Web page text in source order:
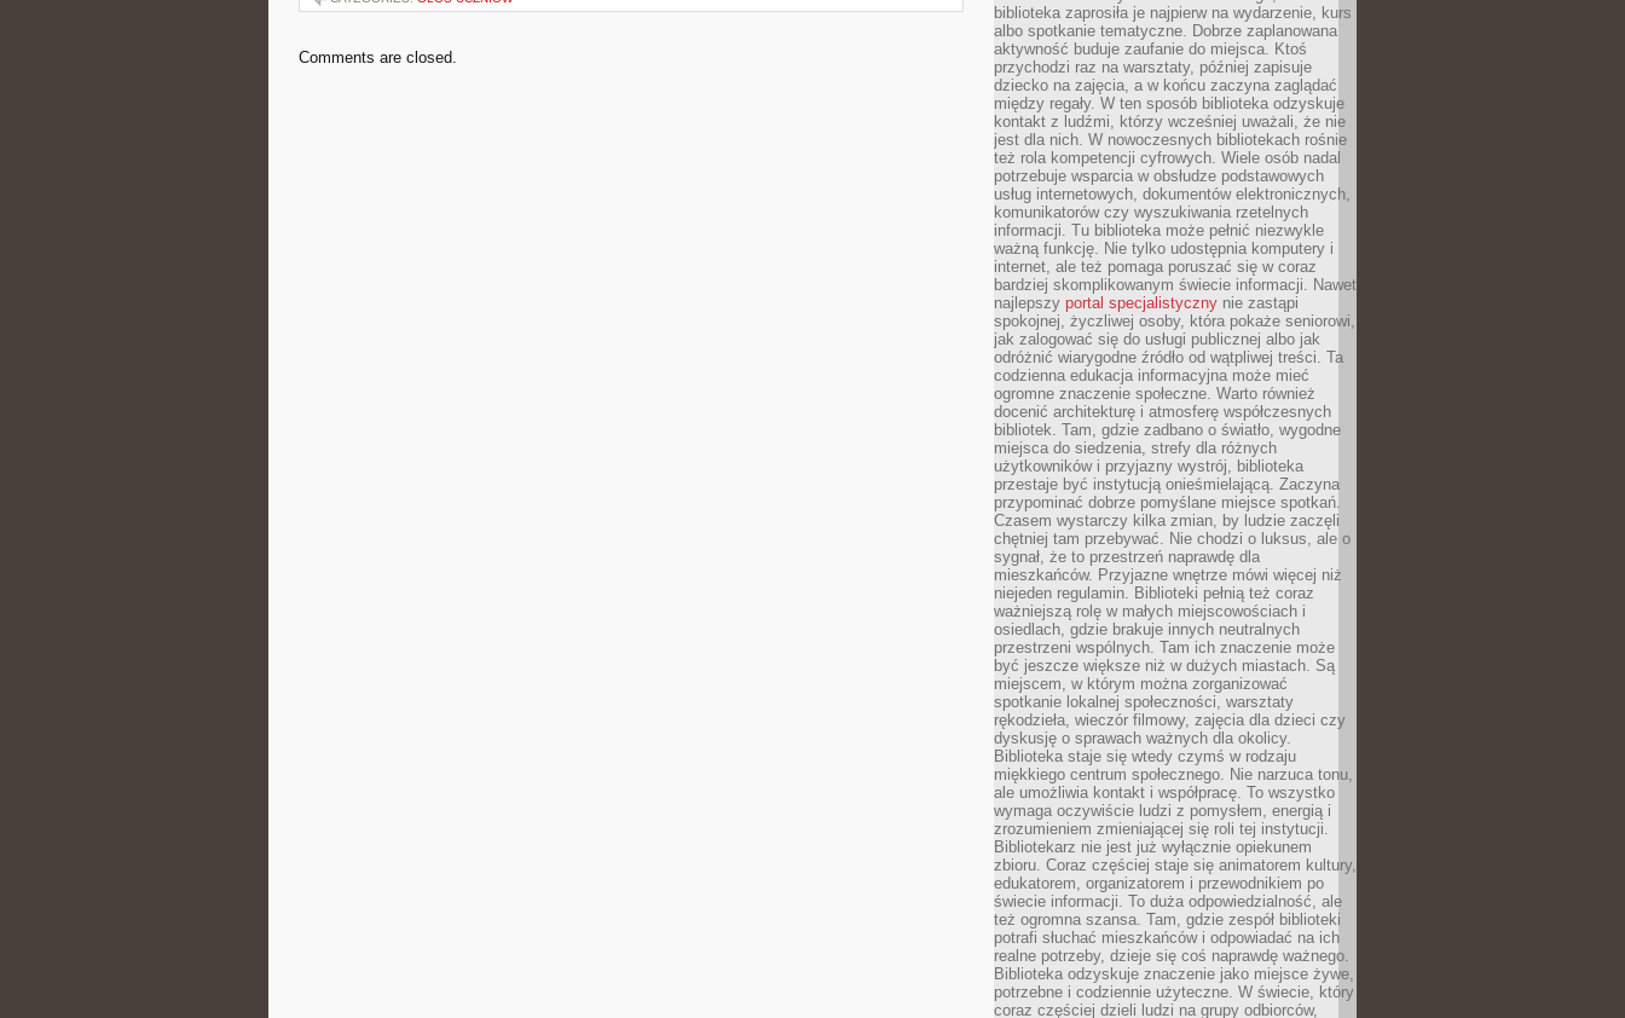
Comments are closed.
biblioteka zaprosiła je najpierw na wydarzenie, kurs
albo spotkanie tematyczne. Dobrze zaplanowana
aktywność buduje zaufanie do miejsca. Ktoś
przychodzi raz na warsztaty, później zapisuje
dziecko na zajęcia, a w końcu zaczyna zaglądać
między regały. W ten sposób biblioteka odzyskuje
kontakt z ludźmi, którzy wcześniej uważali, że nie
jest dla nich. W nowoczesnych bibliotekach rośnie
też rola kompetencji cyfrowych. Wiele osób nadal
potrzebuje wsparcia w obsłudze podstawowych
usług internetowych, dokumentów elektronicznych,
komunikatorów czy wyszukiwania rzetelnych
informacji. Tu biblioteka może pełnić niezwykle
ważną funkcję. Nie tylko udostępnia komputery i
internet, ale też pomaga poruszać się w coraz
bardziej skomplikowanym świecie informacji. Nawet
najlepszy portal specjalistyczny nie zastąpi
spokojnej, życzliwej osoby, która pokaże seniorowi,
jak zalogować się do usługi publicznej albo jak
odróżnić wiarygodne źródło od wątpliwej treści. Ta
codzienna edukacja informacyjna może mieć
ogromne znaczenie społeczne. Warto również
docenić architekturę i atmosferę współczesnych
bibliotek. Tam, gdzie zadbano o światło, wygodne
miejsca do siedzenia, strefy dla różnych
użytkowników i przyjazny wystrój, biblioteka
przestaje być instytucją onieśmielającą. Zaczyna
przypominać dobrze pomyślane miejsce spotkań.
Czasem wystarczy kilka zmian, by ludzie zaczęli
chętniej tam przebywać. Nie chodzi o luksus, ale o
sygnał, że to przestrzeń naprawdę dla
mieszkańców. Przyjazne wnętrze mówi więcej niż
niejeden regulamin. Biblioteki pełnią też coraz
ważniejszą rolę w małych miejscowościach i
osiedlach, gdzie brakuje innych neutralnych
przestrzeni wspólnych. Tam ich znaczenie może
być jeszcze większe niż w dużych miastach. Są
miejscem, w którym można zorganizować
spotkanie lokalnej społeczności, warsztaty
rękodzieła, wieczór filmowy, zajęcia dla dzieci czy
dyskusję o sprawach ważnych dla okolicy.
Biblioteka staje się wtedy czymś w rodzaju
miękkiego centrum społecznego. Nie narzuca tonu,
ale umożliwia kontakt i współpracę. To wszystko
wymaga oczywiście ludzi z pomysłem, energią i
zrozumieniem zmieniającej się roli tej instytucji.
Bibliotekarz nie jest już wyłącznie opiekunem
zbioru. Coraz częściej staje się animatorem kultury,
edukatorem, organizatorem i przewodnikiem po
świecie informacji. To duża odpowiedzialność, ale
też ogromna szansa. Tam, gdzie zespół biblioteki
potrafi słuchać mieszkańców i odpowiadać na ich
realne potrzeby, dzieje się coś naprawdę ważnego.
Biblioteka odzyskuje znaczenie jako miejsce żywe,
potrzebne i codziennie użyteczne. W świecie, który
coraz częściej dzieli ludzi na grupy odbiorców,